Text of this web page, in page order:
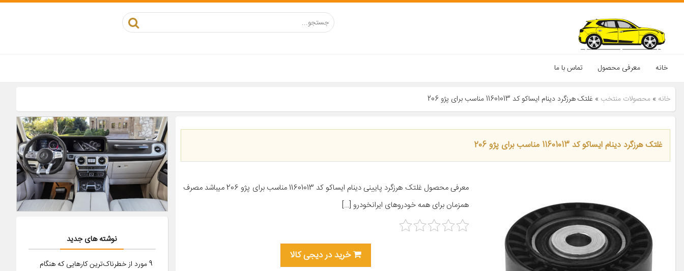
خانه معرفی محصول تماس با ما
خانه » محصولات منتخب » غلتک هرزگرد دینام ایساکو کد 11601013 مناسب برای پژو 206
غلتک هرزگرد دینام ایساکو کد 11601013 مناسب برای پژو 206
معرفی محصول غلتک هرزگرد پایینی دینام ایساکو کد 11601013 مناسب برای پژو 206 میباشد مصرف
همزمان برای همه خودروهای ایرانخودرو […]
خرید در دیجی کالا
نوشته های جدید
9 مورد از خطرناک‌ترین کارهایی که هنگام